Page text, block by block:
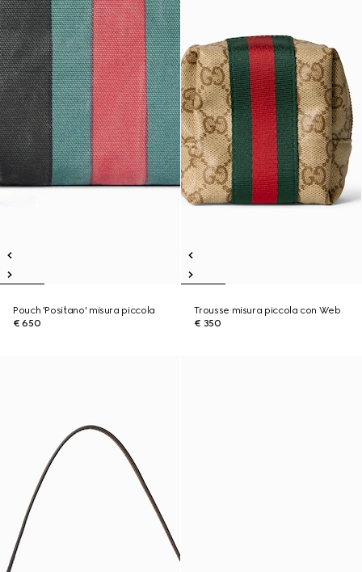
Pouch 'Positano' misura piccola
€ 650
Trousse misura piccola con Web
€ 350